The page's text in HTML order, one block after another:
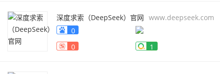
深度求索（DeepSeek）官网 www.deepseek.com
0
0
1